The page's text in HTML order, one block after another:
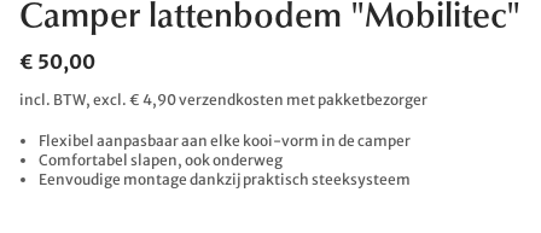
Camper lattenbodem "Mobilitec"
€ 50,00
incl. BTW, excl. € 4,90 verzendkosten met pakketbezorger
Flexibel aanpasbaar aan elke kooi-vorm in de camper
Comfortabel slapen, ook onderweg
Eenvoudige montage dankzij praktisch steeksysteem